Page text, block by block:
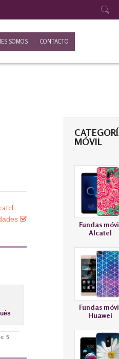
SOMOS CONTACTO
5
MÓVIL
Fundas
Alcatel
Fundas
Huawei